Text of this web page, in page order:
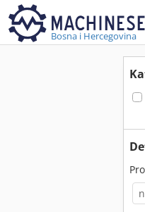
Bosna i Hercegovina